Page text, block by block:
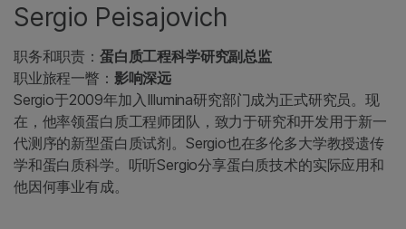
Sergio Peisajovich
职务和职责： 蛋白质工程科学研究副总监
职业旅程一瞥： 影响深远
Sergio于2009年加入Illumina研究部门成为正式研究员。现
在，他率领蛋白质工程师团队，致力于研究和开发用于新一
代测序的新型蛋白质试剂。Sergio也在多伦多大学教授遗传
学和蛋白质科学。听听Sergio分享蛋白质技术的实际应用和
他因何事业有成。